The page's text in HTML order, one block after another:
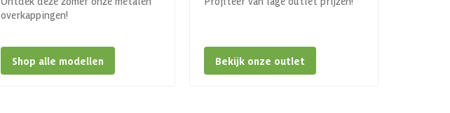
overkappingen!
Shop alle modellen Bekijk onze outlet